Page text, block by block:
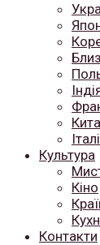
Культура
Кіно
Контакти